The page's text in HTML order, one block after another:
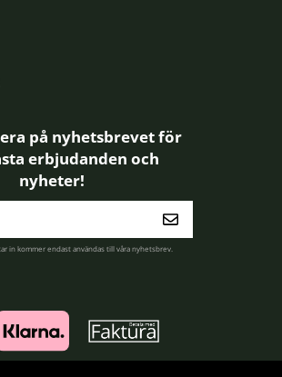
på nyhetsbrevet för
erbjudanden och
nyheter!
in kommer endast användas till våra nyhetsbrev.